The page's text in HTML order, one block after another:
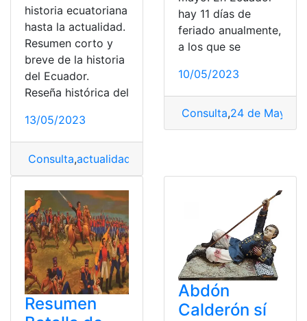
historia ecuatoriana
hasta la actualidad.
Resumen corto y
breve de la historia
del Ecuador.
Reseña histórica del
13/05/2023
Consulta,actualidad
hay 11 días de
feriado anualmente,
a los que se
10/05/2023
Consulta,24 de Mayo
Resumen
Abdón
Calderón sí